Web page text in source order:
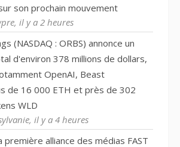
son prochain mouvement
il y a 2 heures
(NASDAQ : ORBS) annonce un
d'environ 378 millions de dollars,
OpenAI, Beast
de 16 000 ETH et près de 302
WLD
il y a 4 heures
première alliance des médias FAST